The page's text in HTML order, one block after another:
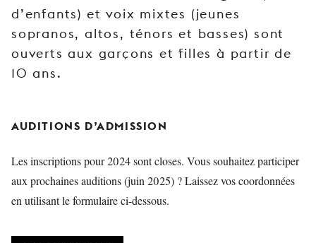
d’enfants) et voix mixtes (jeunes
sopranos, altos, ténors et basses) sont
ouverts aux garçons et filles à partir de
10 ans.
AUDITIONS D’ADMISSION
Les inscriptions pour 2024 sont closes. Vous souhaitez participer
aux prochaines auditions (juin 2025) ? Laissez vos coordonnées
en utilisant le formulaire ci-dessous.